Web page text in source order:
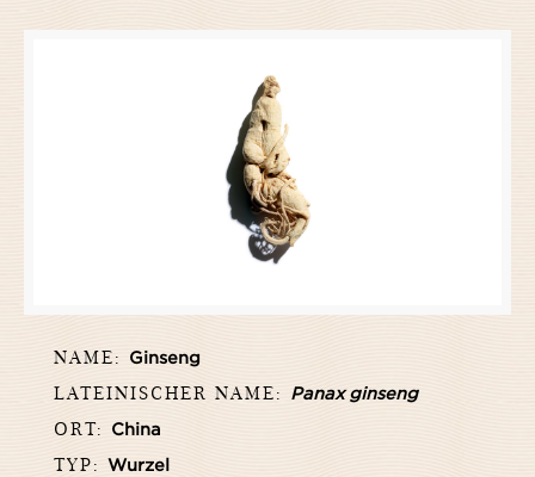
NAME: Ginseng
LATEINISCHER NAME: Panax ginseng
ORT: China
TYP: Wurzel